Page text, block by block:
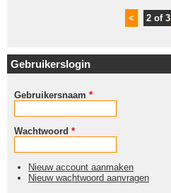
< 2 of 3
Gebruikerslogin
Gebruikersnaam *
Wachtwoord *
Nieuw account aanmaken
Nieuw wachtwoord aanvragen